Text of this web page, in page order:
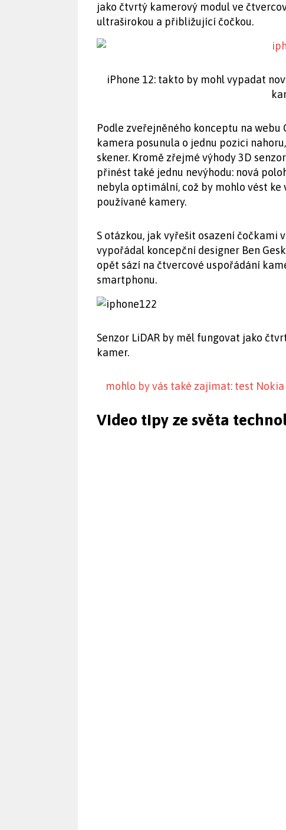
jako čtvrtý kamerový modul ve
ultraširokou a přibližující čočkou.
iPhone 12: takto by mohl vypadat
Podle zveřejněného konceptu na
kamera posunula o jednu pozici
skener. Kromě zřejmé výhody 3D
přinést také jednu nevýhodu: nová
nebyla optimální, což by mohlo vést
používané kamery.
S otázkou, jak vyřešit osazení čočkami
vypořádal koncepční designer Ben
opět sází na čtvercové uspořádání
smartphonu.
Senzor LiDAR by měl fungovat jako
kamer.
mohlo by vás také zajímat: test
Video tipy ze světa